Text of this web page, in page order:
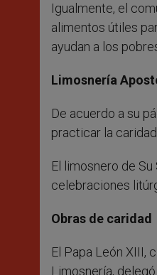
Igualmente, el
alimentos útiles
ayudan a los
Limosnería
De acuerdo a su
practicar la
El limosnero de
celebraciones
Obras de caridad
El Papa León XIII,
Limosnería,